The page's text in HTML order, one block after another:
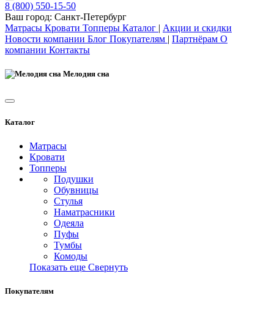
8 (800) 550-15-50
Ваш город: Санкт-Петербург
Матрасы Кровати Топперы Каталог | Акции и скидки
Новости компании Блог Покупателям | Партнёрам О
компании Контакты
Мелодия сна
Каталог
Матрасы
Кровати
Топперы
Подушки
Обувницы
Стулья
Наматрасники
Одеяла
Пуфы
Тумбы
Комоды
Показать еще Свернуть
Покупателям